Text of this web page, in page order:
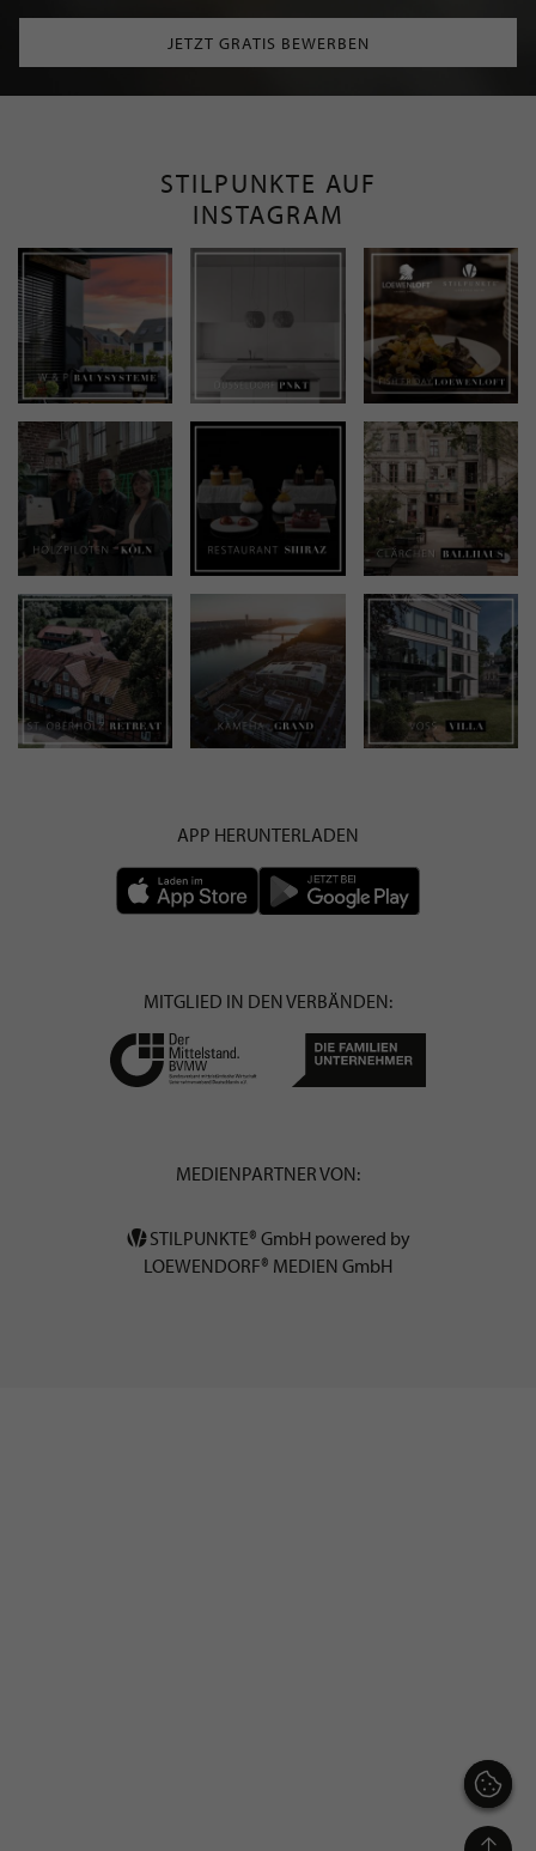
JETZT GRATIS BEWERBEN
STILPUNKTE AUF
INSTAGRAM
APP HERUNTERLADEN
MITGLIED IN DEN VERBÄNDEN:
MEDIENPARTNER VON:
STILPUNKTE® GmbH powered by
LOEWENDORF® MEDIEN GmbH